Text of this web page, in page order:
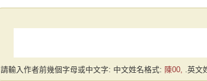
請輸入作者前幾個字母或中文字: 中文姓名格式: 陳00, .英文